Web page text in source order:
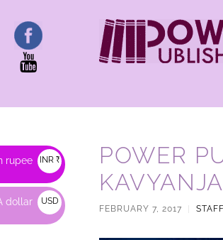
POWER
FEBRUARY 7, 2017
rupee INR ₹
dollar
USD